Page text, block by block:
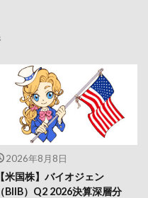
2026年8月8日
【米国株】バイオジェン
（BIIB）Q2 2026決算深層分